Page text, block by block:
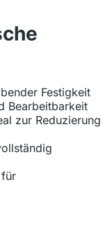
Festigkeit
Bearbeitbarkeit
zur Reduzierung